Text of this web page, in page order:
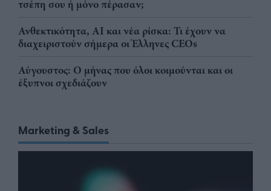
τσέπη σου ή μόνο πέρασαν;
Ανθεκτικότητα, AI και νέα ρίσκα: Τι έχουν να
διαχειριστούν σήμερα οι Έλληνες CEOs
Αύγουστος: Ο μήνας που όλοι κοιμούνται και οι
έξυπνοι σχεδιάζουν
Marketing & Sales